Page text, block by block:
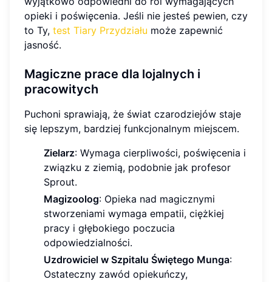
opieki i poświęcenia. Jeśli nie jesteś pewien, czy
to Ty, test Tiary Przydziału może zapewnić
jasność.
Magiczne prace dla lojalnych i
pracowitych
Puchoni sprawiają, że świat czarodziejów staje
się lepszym, bardziej funkcjonalnym miejscem.
Zielarz: Wymaga cierpliwości, poświęcenia i
związku z ziemią, podobnie jak profesor
Sprout.
Magizoolog: Opieka nad magicznymi
stworzeniami wymaga empatii, ciężkiej
pracy i głębokiego poczucia
odpowiedzialności.
Uzdrowiciel w Szpitalu Świętego Munga:
Ostateczny zawód opiekuńczy,